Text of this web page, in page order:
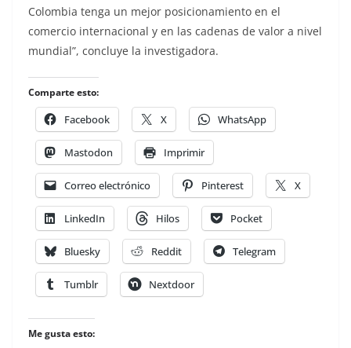
Colombia tenga un mejor posicionamiento en el
comercio internacional y en las cadenas de valor a nivel
mundial”, concluye la investigadora.
Comparte esto:
Facebook X WhatsApp
Mastodon Imprimir
Correo electrónico Pinterest X
LinkedIn Hilos Pocket
Bluesky Reddit Telegram
Tumblr Nextdoor
Me gusta esto: